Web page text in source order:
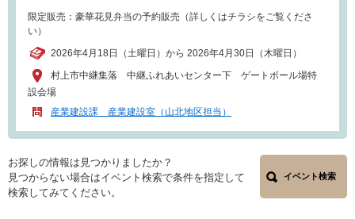
限定販売：豪華花見弁当の予約販売（詳しくはチラシをご覧くださ
い）
2026年4月18日（土曜日）から 2026年4月30日（木曜日）
村上市中継集落 中継ふれあいセンター下 ゲートボール場特
設会場
産業建設課 産業建設室（山北地区担当）
お探しの情報は見つかりましたか？
見つからない場合はイベント検索で条件を指定して
検索してみてください。
イベント検索